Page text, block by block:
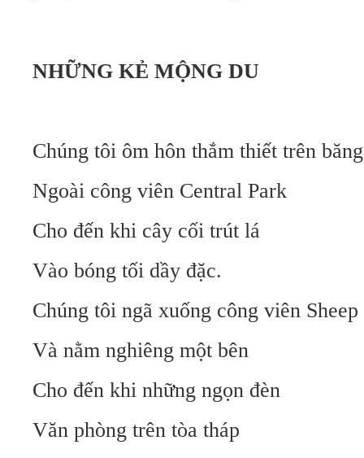
NHỮNG KẺ MỘNG DU
Chúng tôi ôm hôn thắm thiết trên
Ngoài công viên Central Park
Cho đến khi cây cối trút lá
Vào bóng tối dầy đặc.
Chúng tôi ngã xuống công viên
Và nằm nghiêng một bên
Cho đến khi những ngọn đèn
Văn phòng trên tòa tháp